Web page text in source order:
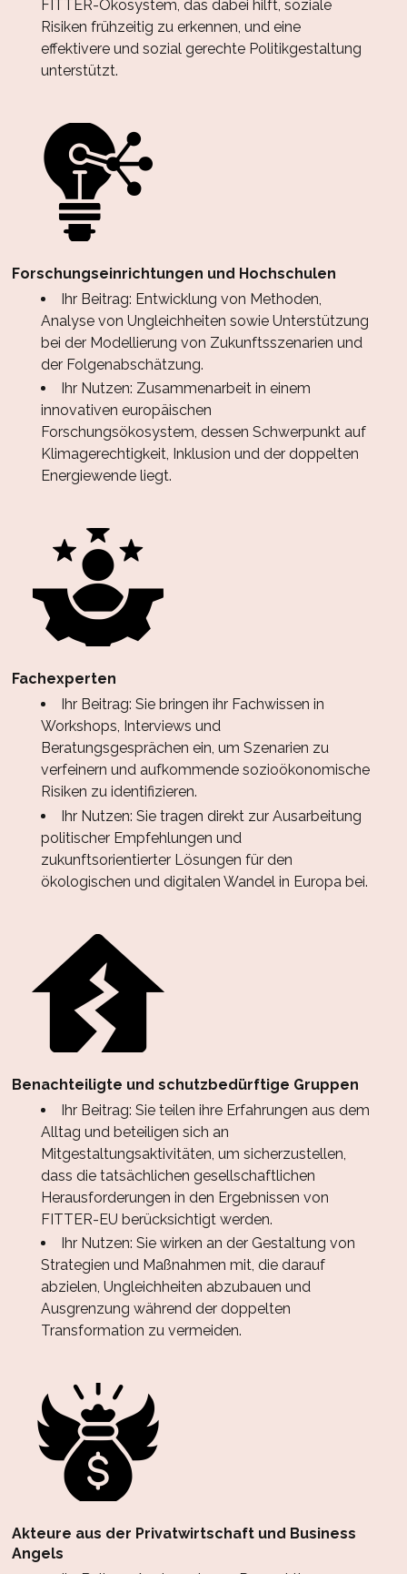
FITTER-Ökosystem, das dabei hilft, soziale
Risiken frühzeitig zu erkennen, und eine
effektivere und sozial gerechte Politikgestaltung
unterstützt.
Forschungseinrichtungen und Hochschulen
Ihr Beitrag: Entwicklung von Methoden,
Analyse von Ungleichheiten sowie Unterstützung
bei der Modellierung von Zukunftsszenarien und
der Folgenabschätzung.
Ihr Nutzen: Zusammenarbeit in einem
innovativen europäischen
Forschungsökosystem, dessen Schwerpunkt auf
Klimagerechtigkeit, Inklusion und der doppelten
Energiewende liegt.
Fachexperten
Ihr Beitrag: Sie bringen ihr Fachwissen in
Workshops, Interviews und
Beratungsgesprächen ein, um Szenarien zu
verfeinern und aufkommende sozioökonomische
Risiken zu identifizieren.
Ihr Nutzen: Sie tragen direkt zur Ausarbeitung
politischer Empfehlungen und
zukunftsorientierter Lösungen für den
ökologischen und digitalen Wandel in Europa bei.
Benachteiligte und schutzbedürftige Gruppen
Ihr Beitrag: Sie teilen ihre Erfahrungen aus dem
Alltag und beteiligen sich an
Mitgestaltungsaktivitäten, um sicherzustellen,
dass die tatsächlichen gesellschaftlichen
Herausforderungen in den Ergebnissen von
FITTER-EU berücksichtigt werden.
Ihr Nutzen: Sie wirken an der Gestaltung von
Strategien und Maßnahmen mit, die darauf
abzielen, Ungleichheiten abzubauen und
Ausgrenzung während der doppelten
Transformation zu vermeiden.
Akteure aus der Privatwirtschaft und Business
Angels